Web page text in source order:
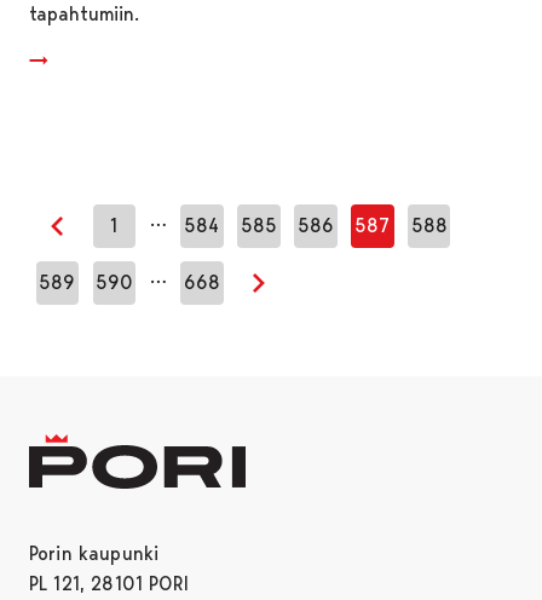
tapahtumiin.
Edellinen sivu
1 … 584 585 586 587 588
589 590 … 668
Seuraava sivu
Porin kaupunki
PL 121, 28101 PORI